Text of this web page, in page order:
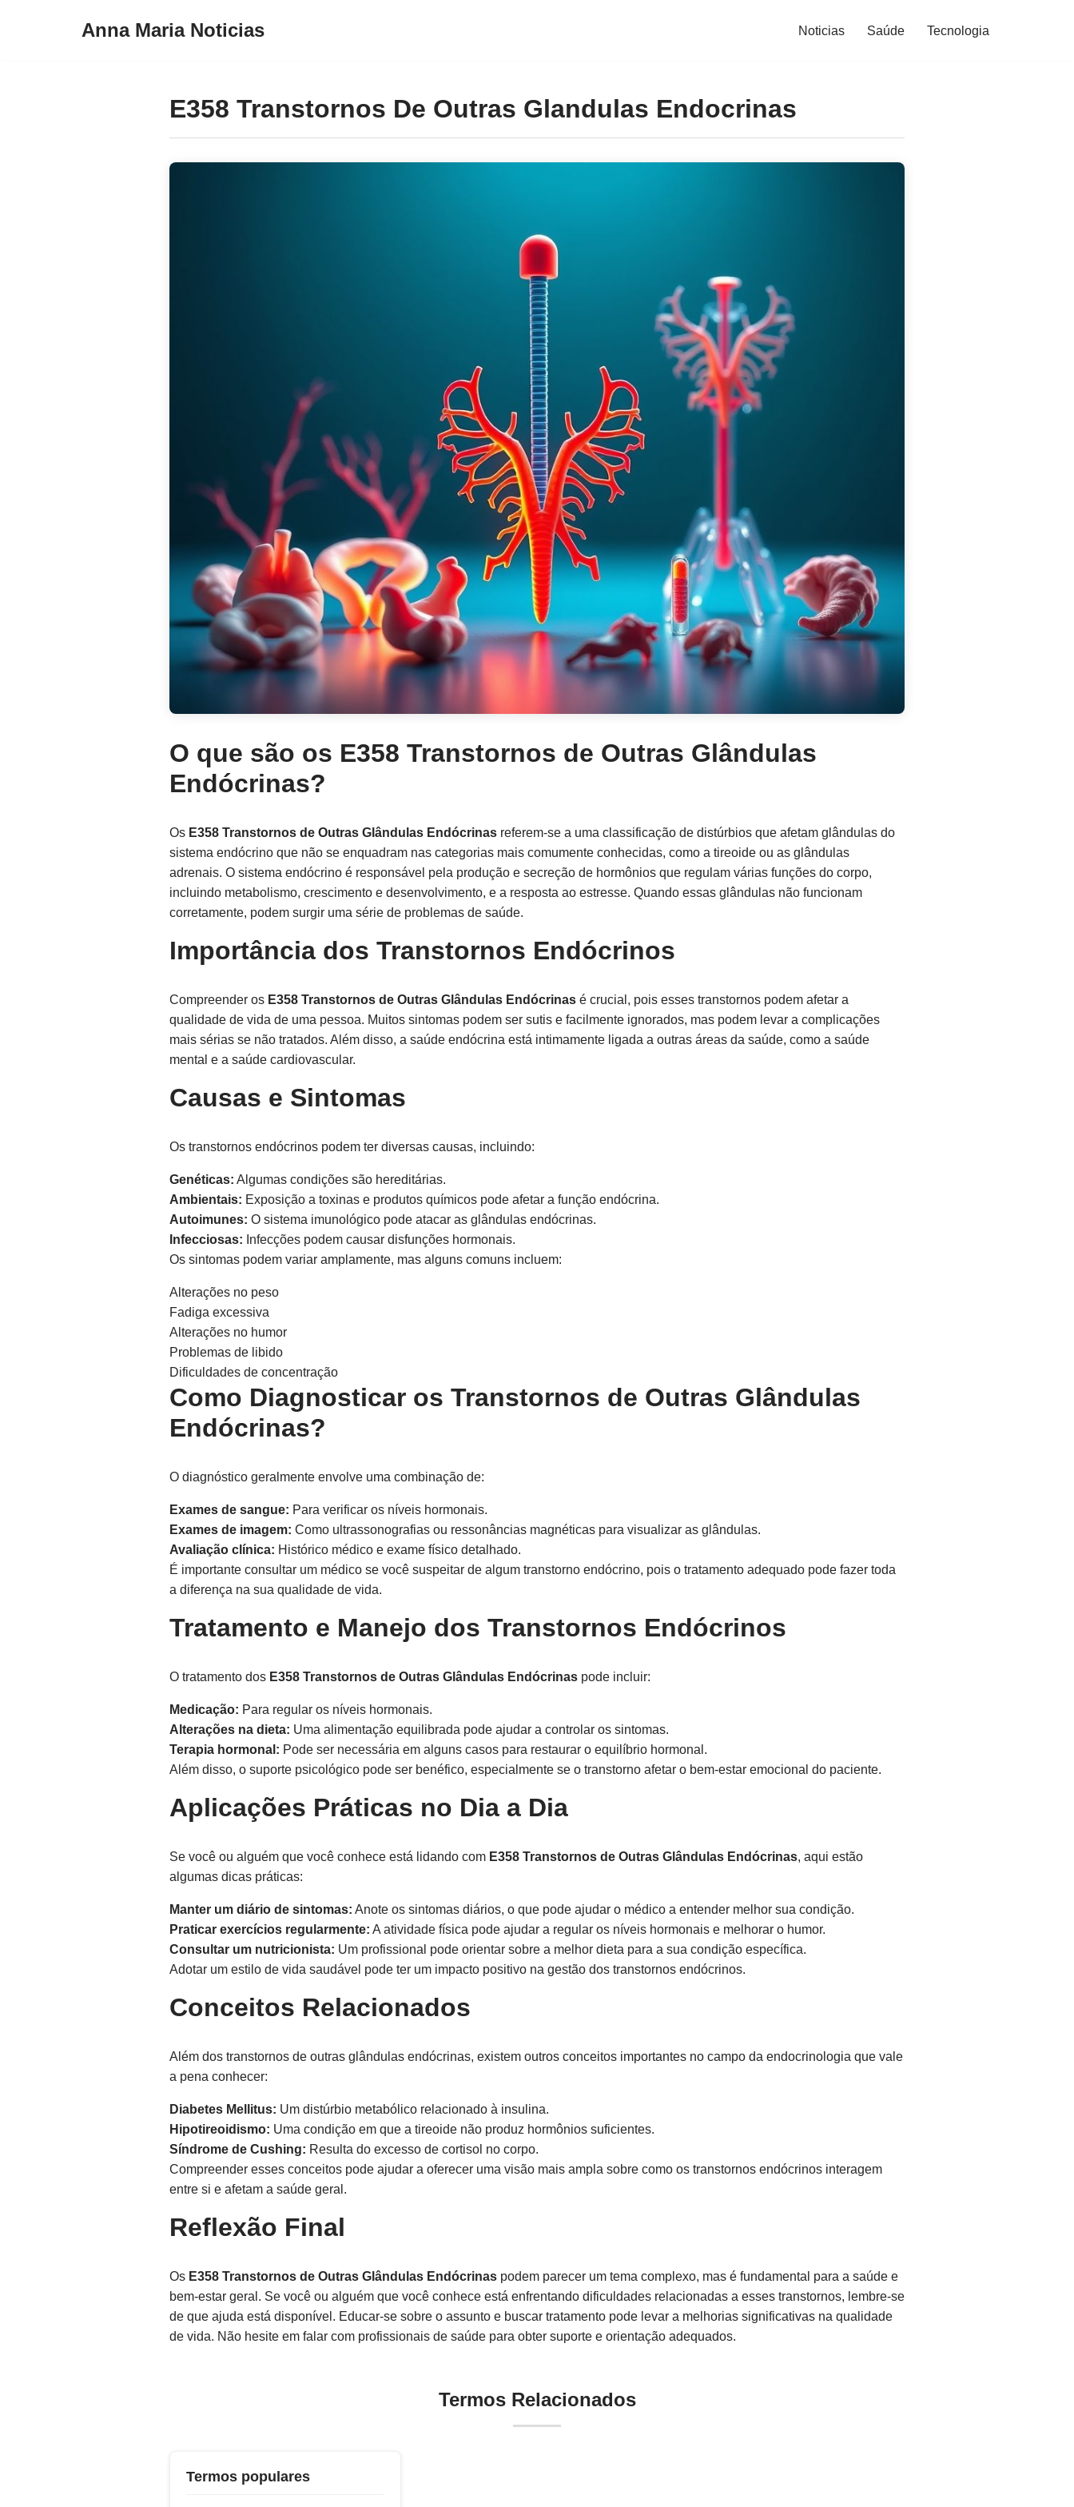
Anna Maria Noticias Noticias Saúde Tecnologia
E358 Transtornos De Outras Glandulas Endocrinas
O que são os E358 Transtornos de Outras Glândulas
Endócrinas?
Os E358 Transtornos de Outras Glândulas Endócrinas referem-se a uma classificação de distúrbios que afetam glândulas do
sistema endócrino que não se enquadram nas categorias mais comumente conhecidas, como a tireoide ou as glândulas
adrenais. O sistema endócrino é responsável pela produção e secreção de hormônios que regulam várias funções do corpo,
incluindo metabolismo, crescimento e desenvolvimento, e a resposta ao estresse. Quando essas glândulas não funcionam
corretamente, podem surgir uma série de problemas de saúde.
Importância dos Transtornos Endócrinos
Compreender os E358 Transtornos de Outras Glândulas Endócrinas é crucial, pois esses transtornos podem afetar a
qualidade de vida de uma pessoa. Muitos sintomas podem ser sutis e facilmente ignorados, mas podem levar a complicações
mais sérias se não tratados. Além disso, a saúde endócrina está intimamente ligada a outras áreas da saúde, como a saúde
mental e a saúde cardiovascular.
Causas e Sintomas
Os transtornos endócrinos podem ter diversas causas, incluindo:
Genéticas: Algumas condições são hereditárias.
Ambientais: Exposição a toxinas e produtos químicos pode afetar a função endócrina.
Autoimunes: O sistema imunológico pode atacar as glândulas endócrinas.
Infecciosas: Infecções podem causar disfunções hormonais.
Os sintomas podem variar amplamente, mas alguns comuns incluem:
Alterações no peso
Fadiga excessiva
Alterações no humor
Problemas de libido
Dificuldades de concentração
Como Diagnosticar os Transtornos de Outras Glândulas
Endócrinas?
O diagnóstico geralmente envolve uma combinação de:
Exames de sangue: Para verificar os níveis hormonais.
Exames de imagem: Como ultrassonografias ou ressonâncias magnéticas para visualizar as glândulas.
Avaliação clínica: Histórico médico e exame físico detalhado.
É importante consultar um médico se você suspeitar de algum transtorno endócrino, pois o tratamento adequado pode fazer toda
a diferença na sua qualidade de vida.
Tratamento e Manejo dos Transtornos Endócrinos
O tratamento dos E358 Transtornos de Outras Glândulas Endócrinas pode incluir:
Medicação: Para regular os níveis hormonais.
Alterações na dieta: Uma alimentação equilibrada pode ajudar a controlar os sintomas.
Terapia hormonal: Pode ser necessária em alguns casos para restaurar o equilíbrio hormonal.
Além disso, o suporte psicológico pode ser benéfico, especialmente se o transtorno afetar o bem-estar emocional do paciente.
Aplicações Práticas no Dia a Dia
Se você ou alguém que você conhece está lidando com E358 Transtornos de Outras Glândulas Endócrinas, aqui estão
algumas dicas práticas:
Manter um diário de sintomas: Anote os sintomas diários, o que pode ajudar o médico a entender melhor sua condição.
Praticar exercícios regularmente: A atividade física pode ajudar a regular os níveis hormonais e melhorar o humor.
Consultar um nutricionista: Um profissional pode orientar sobre a melhor dieta para a sua condição específica.
Adotar um estilo de vida saudável pode ter um impacto positivo na gestão dos transtornos endócrinos.
Conceitos Relacionados
Além dos transtornos de outras glândulas endócrinas, existem outros conceitos importantes no campo da endocrinologia que vale
a pena conhecer:
Diabetes Mellitus: Um distúrbio metabólico relacionado à insulina.
Hipotireoidismo: Uma condição em que a tireoide não produz hormônios suficientes.
Síndrome de Cushing: Resulta do excesso de cortisol no corpo.
Compreender esses conceitos pode ajudar a oferecer uma visão mais ampla sobre como os transtornos endócrinos interagem
entre si e afetam a saúde geral.
Reflexão Final
Os E358 Transtornos de Outras Glândulas Endócrinas podem parecer um tema complexo, mas é fundamental para a saúde e
bem-estar geral. Se você ou alguém que você conhece está enfrentando dificuldades relacionadas a esses transtornos, lembre-se
de que ajuda está disponível. Educar-se sobre o assunto e buscar tratamento pode levar a melhorias significativas na qualidade
de vida. Não hesite em falar com profissionais de saúde para obter suporte e orientação adequados.
Termos Relacionados
Termos populares